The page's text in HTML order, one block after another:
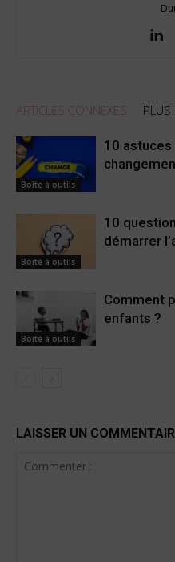
ARTICLES CONNEXES PLUS
Boîte à outils
10
Boîte à outils
10
démarrer
Boîte à outils
Comment
enfants ?
LAISSER UN